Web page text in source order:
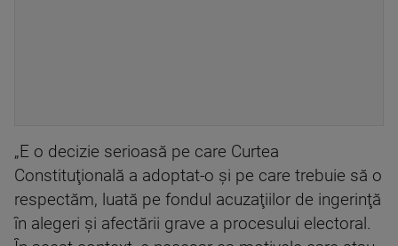
„E o decizie serioasă pe care Curtea
Constituţională a adoptat-o şi pe care trebuie să o
respectăm, luată pe fondul acuzaţiilor de ingerinţă
în alegeri şi afectării grave a procesului electoral.